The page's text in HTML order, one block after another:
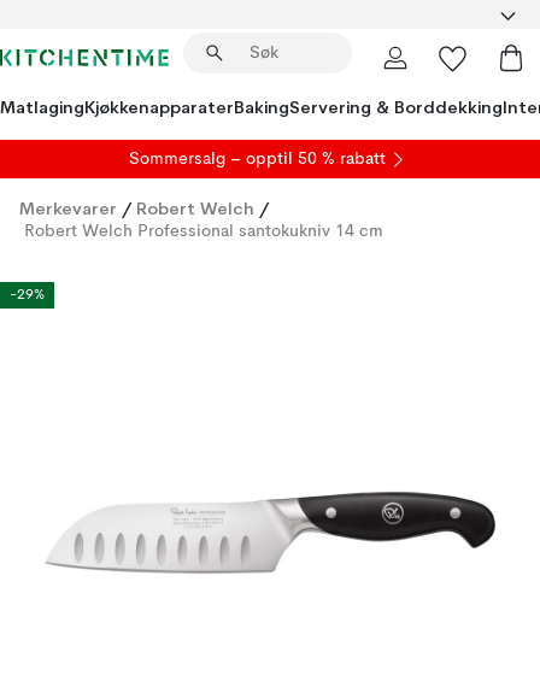
MatlagingKjøkkenapparaterBakingServering & Borddekking
Sommersalg – opptil 50 % rabatt
Merkevarer / Robert Welch /
Robert Welch Professional santokukniv 14 cm
-29%